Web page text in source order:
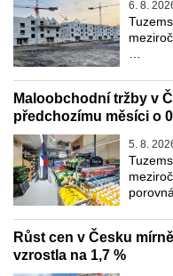
6. 8.
Maloobchodní tržby v
předchozímu měsíci o
5. 8.
Růst cen v Česku
vzrostla na 1,7 %